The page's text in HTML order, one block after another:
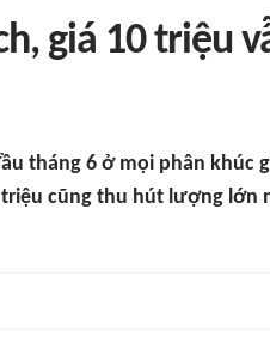
giá 10 triệu
tháng 6 ở mọi phân khúc
triệu cũng thu hút lượng lớn